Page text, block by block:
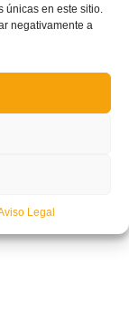
únicas en este sitio.
negativamente a
Legal